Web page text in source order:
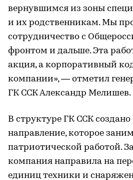
вернувшимся из зоны
и их родственникам. Мы
сотрудничество с
фронтом и дальше. Эта
акция, а корпоративный
компании», — отметил
ГК ССК Александр Мелишев.
В структуре ГК ССК создано
направление, которое
патриотической работой.
компания направила на
единиц техники и